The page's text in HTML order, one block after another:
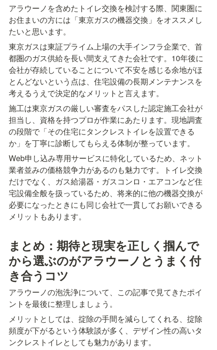
アラウーノを含めたトイレ交換を検討する際、関東圏に
お住まいの方には「東京ガスの機器交換」をオススメし
たいと思います。
東京ガスは東証プライム上場の大手インフラ企業で、首
都圏のガス供給を長い間支えてきた会社です。10年後に
会社が存続していることについて不安を感じる余地がほ
とんどないという点は、住宅設備の長期メンテナンスを
考えるうえで決定的なメリットと言えます。
施工は東京ガスの厳しい審査をパスした認定施工会社が
担当し、資格を持つプロが作業にあたります。現地調査
の段階で「その住宅にタンクレストイレを設置できる
か」を丁寧に診断してもらえる体制が整っています。
Web申し込み専用サービスに特化しているため、ネット
業者並みの価格競争力があるのも魅力です。トイレ交換
だけでなく、ガス給湯器・ガスコンロ・エアコンなど住
宅設備全般を扱っているため、将来的に他の機器交換が
必要になったときにも同じ会社で一貫してお願いできる
メリットもあります。
まとめ：期待と現実を正しく掴んで
から選ぶのがアラウーノとうまく付
き合うコツ
アラウーノの泡洗浄について、この記事で見てきたポイ
ントを最後に整理しましょう。
メリットとしては、掟除の手間を減らしてくれる、掟除
頻度が下がるという体験談が多く、デザイン性の高いタ
ンクレストイレとしても魅力があります。